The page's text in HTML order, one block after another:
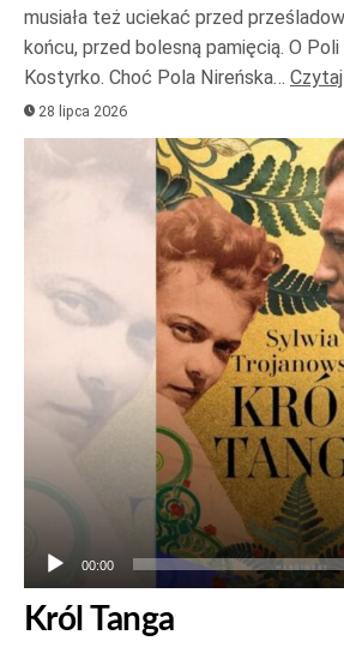
musiała też uciekać przed
końcu, przed bolesną pamięcią. O
Kostyrko. Choć Pola Nireńska…
28 lipca 2026
plików
00:00
Król Tanga